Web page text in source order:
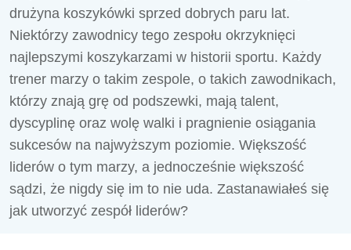
drużyna koszykówki sprzed dobrych paru lat.
Niektórzy zawodnicy tego zespołu okrzyknięci
najlepszymi koszykarzami w historii sportu. Każdy
trener marzy o takim zespole, o takich zawodnikach,
którzy znają grę od podszewki, mają talent,
dyscyplinę oraz wolę walki i pragnienie osiągania
sukcesów na najwyższym poziomie. Większość
liderów o tym marzy, a jednocześnie większość
sądzi, że nigdy się im to nie uda. Zastanawiałeś się
jak utworzyć zespół liderów?